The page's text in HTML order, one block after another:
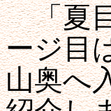
「夏目
ージ目
山奥へ